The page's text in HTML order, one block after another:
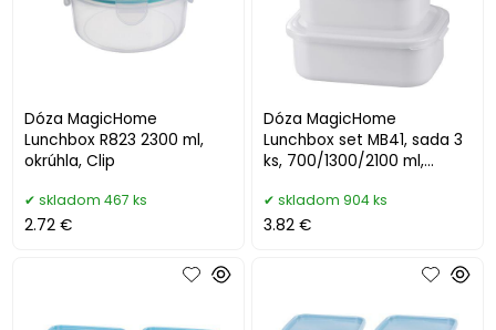
Dóza MagicHome
Lunchbox R823 2300 ml,
okrúhla, Clip
skladom 467 ks
2.72 €
Dóza MagicHome
Lunchbox set MB41, sada 3
ks, 700/1300/2100 ml,
veko
skladom 904 ks
3.82 €